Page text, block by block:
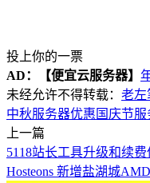
投上你的一票
AD：
【便宜云服务器】
未经允许不得转载： 老左
中秋服务器优惠 国庆节
上一篇
5118站长工具升级和续
Hosteons 新增盐湖城